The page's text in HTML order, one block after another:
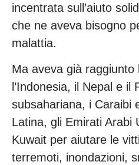
incentrata sull’aiuto
che ne aveva bisogno
malattia.
Ma aveva già raggiunto
l’Indonesia, il Nepal e il
subsahariana, i Caraibi
Latina, gli Emirati Arabi
Kuwait per aiutare le
terremoti, inondazioni,